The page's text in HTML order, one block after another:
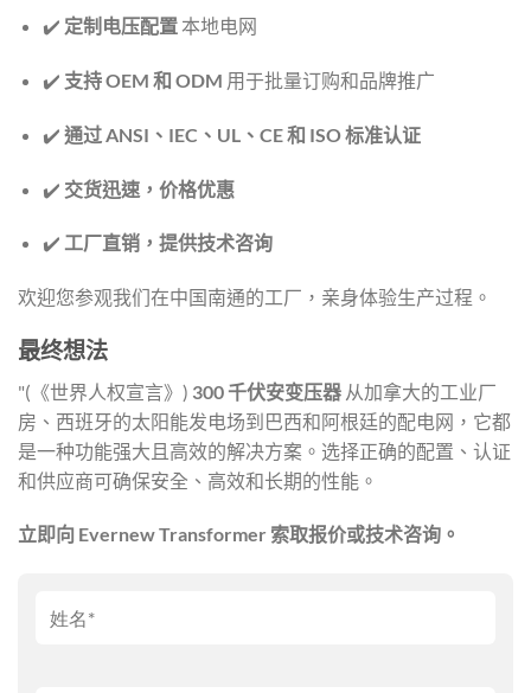
✔️ 定制电压配置本地电网
✔️ 支持 OEM 和 ODM 用于批量订购和品牌推广
✔️ 通过 ANSI、IEC、UL、CE 和 ISO 标准认证
✔️ 交货迅速，价格优惠
✔️ 工厂直销，提供技术咨询
欢迎您参观我们在中国南通的工厂，亲身体验生产过程。
最终想法
"(《世界人权宣言》) 300 千伏安变压器 从加拿大的工业厂
房、西班牙的太阳能发电场到巴西和阿根廷的配电网，它都
是一种功能强大且高效的解决方案。选择正确的配置、认证
和供应商可确保安全、高效和长期的性能。
立即向 Evernew Transformer 索取报价或技术咨询。